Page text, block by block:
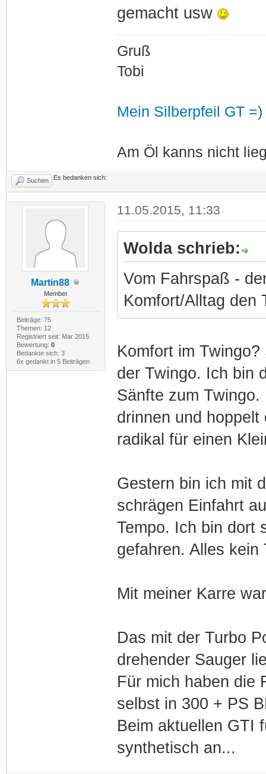
gemacht usw
Gruß
Tobi
Mein Silberpfeil GT =)
Am Öl kanns nicht
Suchen Es bedanken sich:
Martin88
Member
Beiträge: 75
Themen: 12
Registriert seit: Mar 2015
Bewertung: 0
Bedankte sich: 3
6x gedankt in 5 Beiträgen
11.05.2015, 11:33
Wolda schrieb:
Vom Fahrspaß -
Komfort/Alltag den
Komfort im
der Twingo. Ich bin
Sänfte zum
drinnen und
radikal für einen
Gestern bin ich mit
schrägen Einfahrt
Tempo. Ich bin dort
gefahren. Alles kein
Mit meiner Karre
Das mit der Turbo
drehender Sauger
Für mich haben die
selbst in 300 + PS
Beim aktuellen GTI
synthetisch an...